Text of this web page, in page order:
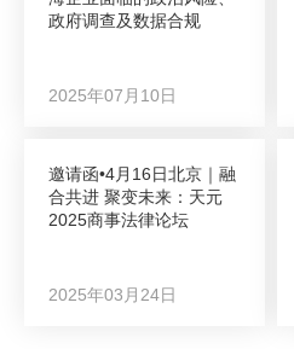
政府调查及数据合规
2025年07月10日
邀请函•4月16日北京｜融
合共进 聚变未来：天元
2025商事法律论坛
2025年03月24日